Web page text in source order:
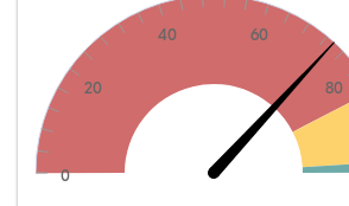
0
20
40 60
80